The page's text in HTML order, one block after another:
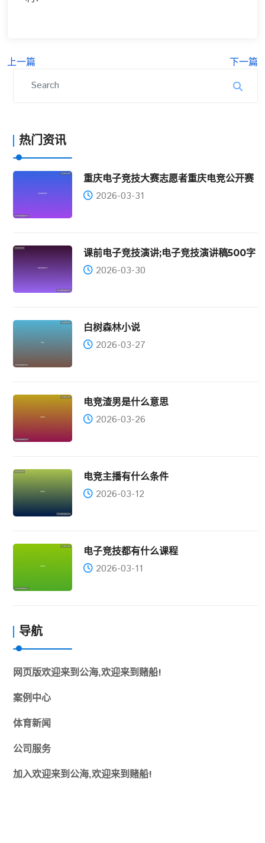
上一篇 下一篇
热门资讯
重庆电子竞技大赛志愿者重庆电竞公开赛
2026-03-31
课前电子竞技演讲;电子竞技演讲稿500字
2026-03-30
白树森林小说
2026-03-27
电竞渣男是什么意思
2026-03-26
电竞主播有什么条件
2026-03-12
电子竞技都有什么课程
2026-03-11
导航
网页版欢迎来到公海,欢迎来到赌船!
案例中心
体育新闻
公司服务
加入欢迎来到公海,欢迎来到赌船!